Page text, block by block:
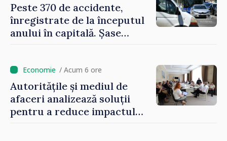
Peste 370 de accidente,
înregistrate de la începutul
anului în capitală. Șase
/ Acum 6 ore
Autoritățile și mediul de
afaceri analizează soluții
pentru a reduce impactul